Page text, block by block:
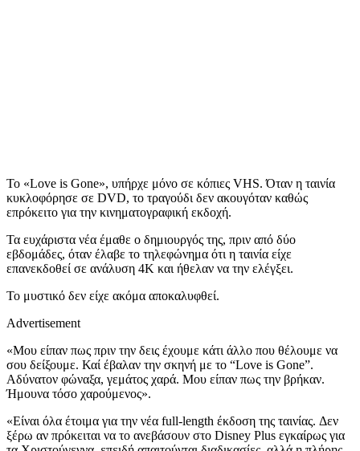
Το «Love is Gone», υπήρχε μόνο σε κόπιες VHS. Όταν η ταινία
κυκλοφόρησε σε DVD, το τραγούδι δεν ακουγόταν καθώς
επρόκειτο για την κινηματογραφική εκδοχή.
Τα ευχάριστα νέα έμαθε ο δημιουργός της, πριν από δύο
εβδομάδες, όταν έλαβε το τηλεφώνημα ότι η ταινία είχε
επανεκδοθεί σε ανάλυση 4K και ήθελαν να την ελέγξει.
Το μυστικό δεν είχε ακόμα αποκαλυφθεί.
Advertisement
«Μου είπαν πως πριν την δεις έχουμε κάτι άλλο που θέλουμε να
σου δείξουμε. Καί έβαλαν την σκηνή με το “Love is Gone”.
Αδύνατον φώναξα, γεμάτος χαρά. Μου είπαν πως την βρήκαν.
Ήμουνα τόσο χαρούμενος».
«Είναι όλα έτοιμα για την νέα full-length έκδοση της ταινίας. Δεν
ξέρω αν πρόκειται να το ανεβάσουν στο Disney Plus εγκαίρως για